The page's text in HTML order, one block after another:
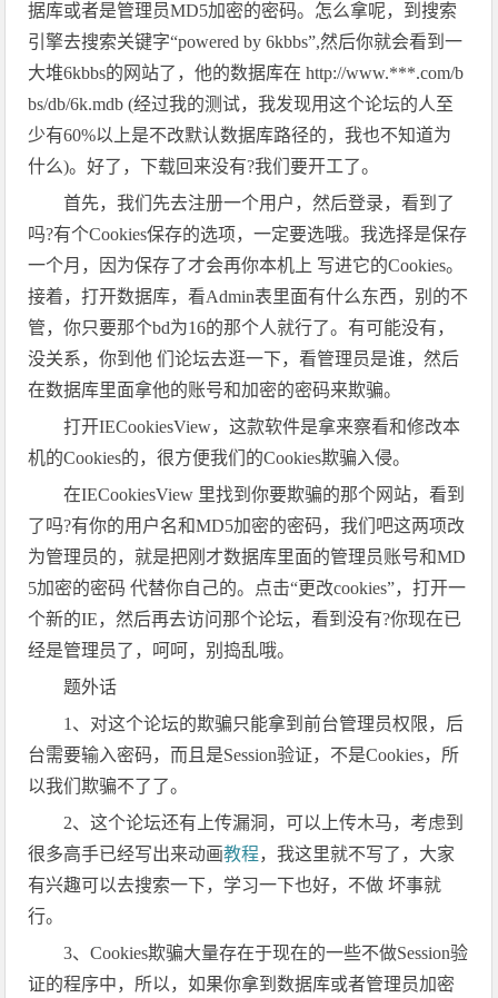
据库或者是管理员MD5加密的密码。怎么拿呢，到搜索
引擎去搜索关键字“powered by 6kbbs”,然后你就会看到一
大堆6kbbs的网站了，他的数据库在 http://www.***.com/b
bs/db/6k.mdb (经过我的测试，我发现用这个论坛的人至
少有60%以上是不改默认数据库路径的，我也不知道为
什么)。好了，下载回来没有?我们要开工了。
首先，我们先去注册一个用户，然后登录，看到了
吗?有个Cookies保存的选项，一定要选哦。我选择是保存
一个月，因为保存了才会再你本机上 写进它的Cookies。
接着，打开数据库，看Admin表里面有什么东西，别的不
管，你只要那个bd为16的那个人就行了。有可能没有，
没关系，你到他 们论坛去逛一下，看管理员是谁，然后
在数据库里面拿他的账号和加密的密码来欺骗。
打开IECookiesView，这款软件是拿来察看和修改本
机的Cookies的，很方便我们的Cookies欺骗入侵。
在IECookiesView 里找到你要欺骗的那个网站，看到
了吗?有你的用户名和MD5加密的密码，我们吧这两项改
为管理员的，就是把刚才数据库里面的管理员账号和MD
5加密的密码 代替你自己的。点击“更改cookies”，打开一
个新的IE，然后再去访问那个论坛，看到没有?你现在已
经是管理员了，呵呵，别捣乱哦。
题外话
1、对这个论坛的欺骗只能拿到前台管理员权限，后
台需要输入密码，而且是Session验证，不是Cookies，所
以我们欺骗不了了。
2、这个论坛还有上传漏洞，可以上传木马，考虑到
很多高手已经写出来动画教程，我这里就不写了，大家
有兴趣可以去搜索一下，学习一下也好，不做 坏事就
行。
3、Cookies欺骗大量存在于现在的一些不做Session验
证的程序中，所以，如果你拿到数据库或者管理员加密